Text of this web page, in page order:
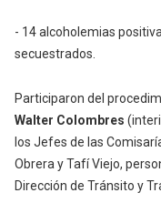
- ⁠14 alcoholemias
secuestrados.
Participaron del
Walter Colombres
los Jefes de las
Obrera y Tafí Viejo,
⁠Dirección de Tránsito y